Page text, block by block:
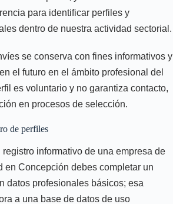
para identificar perfiles y
dentro de nuestra actividad sectorial.
se conserva con fines informativos y
el futuro en el ámbito profesional del
es voluntario y no garantiza contacto,
en procesos de selección.
de perfiles
informativo de una empresa de
en Concepción debes completar un
datos profesionales básicos; esa
a una base de datos de uso